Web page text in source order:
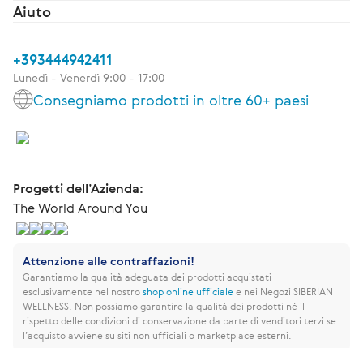
Aiuto
+393444942411
Lunedì - Venerdì 9:00 - 17:00
Consegniamo prodotti in oltre 60+ paesi
Progetti dell’Azienda:
The World Around You
Attenzione alle contraffazioni!
Garantiamo la qualità adeguata dei prodotti acquistati
esclusivamente nel nostroshop online ufficialee nei Negozi SIBERIAN
WELLNESS. Non possiamo garantire la qualità dei prodotti né il
rispetto delle condizioni di conservazione da parte di venditori terzi se
l’acquisto avviene su siti non ufficiali o marketplace esterni.